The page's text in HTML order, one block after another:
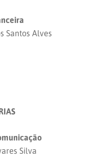
Santos Alves
Silva